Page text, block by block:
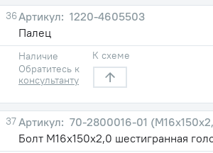
36
1220-4605503
Палец
Наличие
Обратитесь к
консультанту
К схеме
37
70-2800016-01
Болт М16х150х2,0 шестигранная